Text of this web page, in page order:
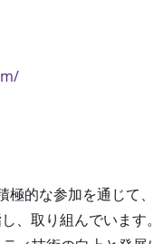
極的な参加を通じて
、取り組んでいます。